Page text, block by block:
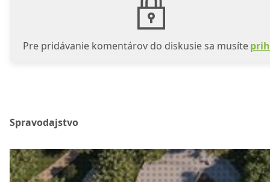
Pre pridávanie komentárov do diskusie sa musíte
Spravodajstvo